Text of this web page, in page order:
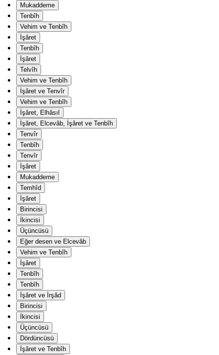
Mukaddeme
Tenbîh
Vehim ve Tenbîh
İşâret
Tenbîh
İşâret
Telvîh
Vehim ve Tenbîh
İşâret ve Tenvîr
Vehim ve Tenbîh
İşâret, Elhâsıl
İşâret, Elcevâb, İşâret ve Tenbîh
Tenvîr
Tenbîh
Tenvîr
İşâret
Mukaddeme
Temhîd
İşâret
Birincisi
İkincisi
Üçüncüsü
Eğer desen ve Elcevâb
Vehim ve Tenbîh
İşâret
Tenbîh
Tenbîh
İşâret ve İrşâd
Birincisi
İkincisi
Üçüncüsü
Dördüncüsü
İşâret ve Tenbîh